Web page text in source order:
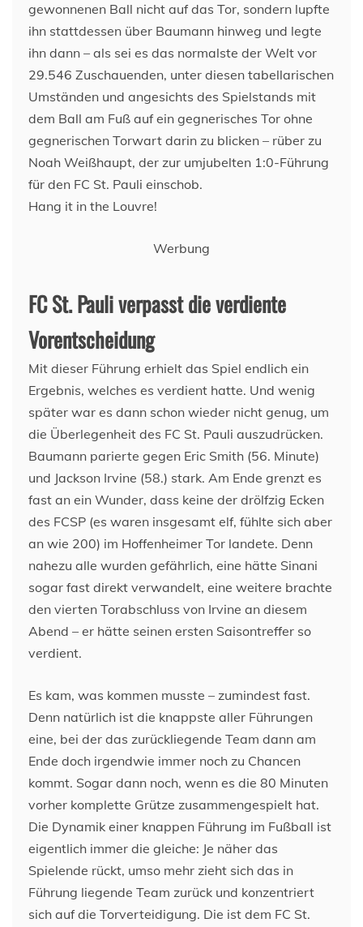
gewonnenen Ball nicht auf das Tor, sondern lupfte
ihn stattdessen über Baumann hinweg und legte
ihn dann – als sei es das normalste der Welt vor
29.546 Zuschauenden, unter diesen tabellarischen
Umständen und angesichts des Spielstands mit
dem Ball am Fuß auf ein gegnerisches Tor ohne
gegnerischen Torwart darin zu blicken – rüber zu
Noah Weißhaupt, der zur umjubelten 1:0-Führung
für den FC St. Pauli einschob.
Hang it in the Louvre!
Werbung
FC St. Pauli verpasst die verdiente
Vorentscheidung
Mit dieser Führung erhielt das Spiel endlich ein
Ergebnis, welches es verdient hatte. Und wenig
später war es dann schon wieder nicht genug, um
die Überlegenheit des FC St. Pauli auszudrücken.
Baumann parierte gegen Eric Smith (56. Minute)
und Jackson Irvine (58.) stark. Am Ende grenzt es
fast an ein Wunder, dass keine der drölfzig Ecken
des FCSP (es waren insgesamt elf, fühlte sich aber
an wie 200) im Hoffenheimer Tor landete. Denn
nahezu alle wurden gefährlich, eine hätte Sinani
sogar fast direkt verwandelt, eine weitere brachte
den vierten Torabschluss von Irvine an diesem
Abend – er hätte seinen ersten Saisontreffer so
verdient.
Es kam, was kommen musste – zumindest fast.
Denn natürlich ist die knappste aller Führungen
eine, bei der das zurückliegende Team dann am
Ende doch irgendwie immer noch zu Chancen
kommt. Sogar dann noch, wenn es die 80 Minuten
vorher komplette Grütze zusammengespielt hat.
Die Dynamik einer knappen Führung im Fußball ist
eigentlich immer die gleiche: Je näher das
Spielende rückt, umso mehr zieht sich das in
Führung liegende Team zurück und konzentriert
sich auf die Torverteidigung. Die ist dem FC St.